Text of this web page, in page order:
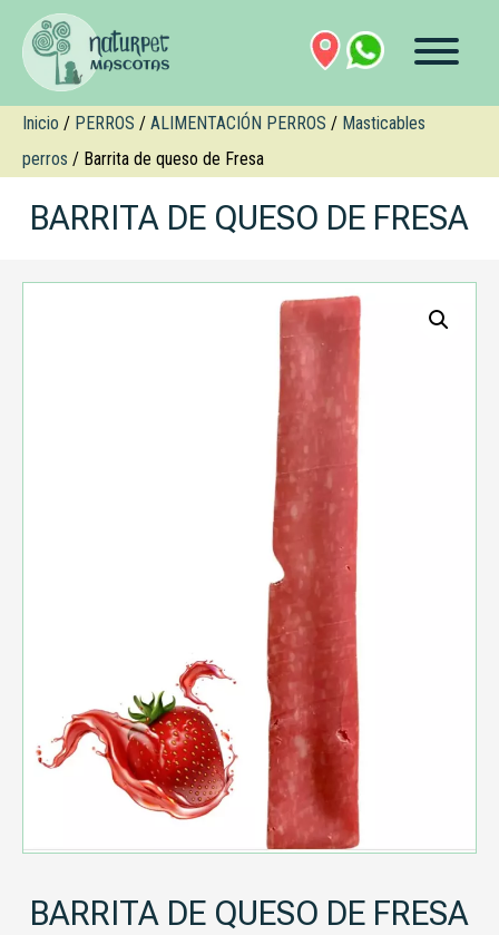
Inicio / PERROS / ALIMENTACIÓN PERROS / Masticables
perros / Barrita de queso de Fresa
BARRITA DE QUESO DE FRESA
BARRITA DE QUESO DE FRESA